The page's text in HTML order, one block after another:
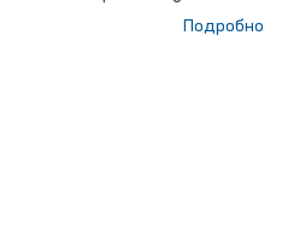
Уполномоченного
состав Академии МВД,
Подробно